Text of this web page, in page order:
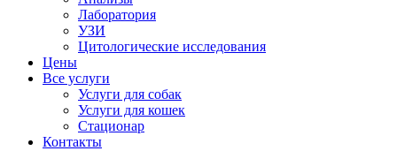
Лаборатория
УЗИ
Цитологические исследования
Цены
Все услуги
Услуги для собак
Услуги для кошек
Стационар
Контакты